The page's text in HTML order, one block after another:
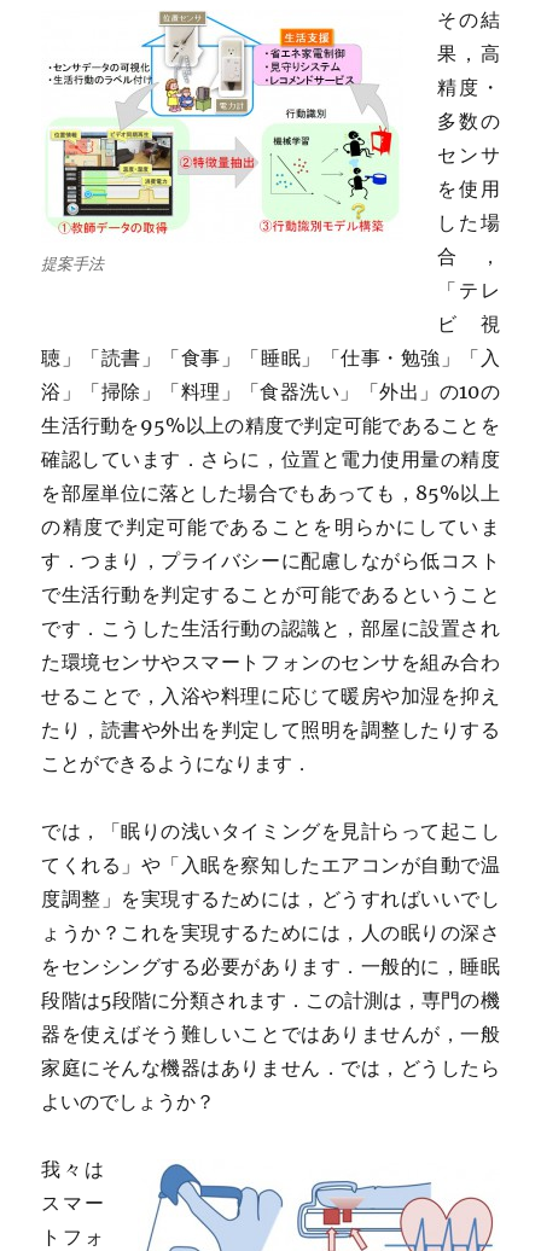
提案手法
その結
果，高
精度・
多数の
センサ
を使用
した場
合，
「テレ
ビ視
聴」「読書」「食事」「睡眠」「仕事・勉強」「入
浴」「掃除」「料理」「食器洗い」「外出」の10の
生活行動を95%以上の精度で判定可能であることを
確認しています．さらに，位置と電力使用量の精度
を部屋単位に落とした場合でもあっても，85%以上
の精度で判定可能であることを明らかにしていま
す．つまり，プライバシーに配慮しながら低コスト
で生活行動を判定することが可能であるということ
です．こうした生活行動の認識と，部屋に設置され
た環境センサやスマートフォンのセンサを組み合わ
せることで，入浴や料理に応じて暖房や加湿を抑え
たり，読書や外出を判定して照明を調整したりする
ことができるようになります．
では，「眠りの浅いタイミングを見計らって起こし
てくれる」や「入眠を察知したエアコンが自動で温
度調整」を実現するためには，どうすればいいでし
ょうか？これを実現するためには，人の眠りの深さ
をセンシングする必要があります．一般的に，睡眠
段階は5段階に分類されます．この計測は，専門の機
器を使えばそう難しいことではありませんが，一般
家庭にそんな機器はありません．では，どうしたら
よいのでしょうか？
我々は
スマー
トフォ